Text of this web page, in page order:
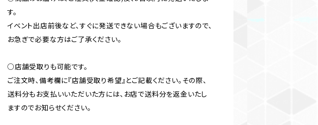
す。
イベント出店前後など、すぐに発送できない場合もございますので、
お急ぎで必要な方はご了承ください。
○店舗受取りも可能です。
ご注文時、備考欄に『店舗受取り希望』とご記載ください。その際、
送料分もお支払いいただいた方には、お店で送料分を返金いたし
ますのでお知らせください。